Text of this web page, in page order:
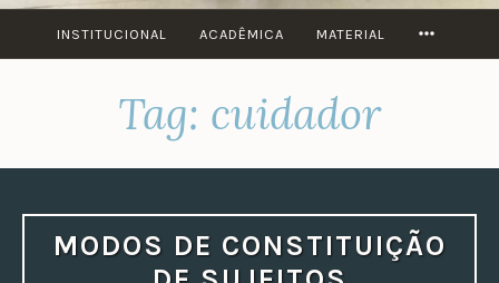
INSTITUCIONAL ACADÊMICA MATERIAL
Tag: cuidador
MODOS DE CONSTITUIÇÃO